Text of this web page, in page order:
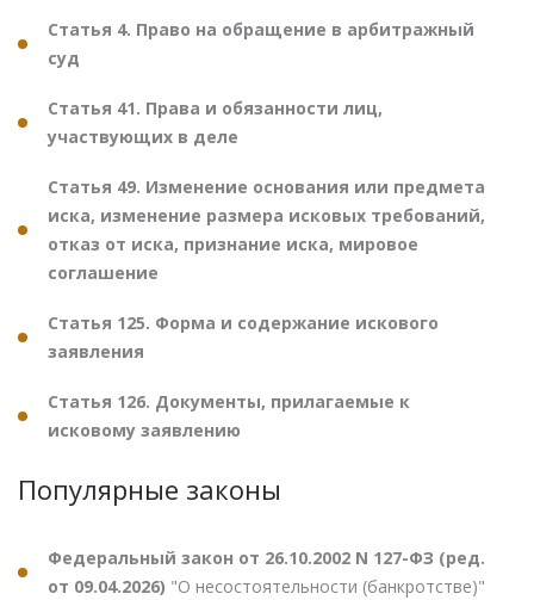
Статья 4. Право на обращение в арбитражный
суд
Статья 41. Права и обязанности лиц,
участвующих в деле
Статья 49. Изменение основания или предмета
иска, изменение размера исковых требований,
отказ от иска, признание иска, мировое
соглашение
Статья 125. Форма и содержание искового
заявления
Статья 126. Документы, прилагаемые к
исковому заявлению
Популярные законы
Федеральный закон от 26.10.2002 N 127-ФЗ (ред.
от 09.04.2026) "О несостоятельности (банкротстве)"